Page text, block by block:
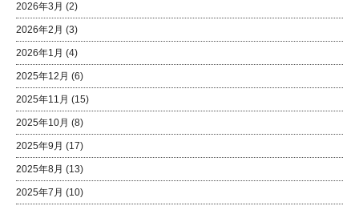
2026年3月 (2)
2026年2月 (3)
2026年1月 (4)
2025年12月 (6)
2025年11月 (15)
2025年10月 (8)
2025年9月 (17)
2025年8月 (13)
2025年7月 (10)